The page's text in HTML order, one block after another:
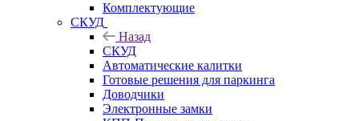
Комплектующие
СКУД
Назад
СКУД
Автоматические калитки
Готовые решения для паркинга
Доводчики
Электронные замки